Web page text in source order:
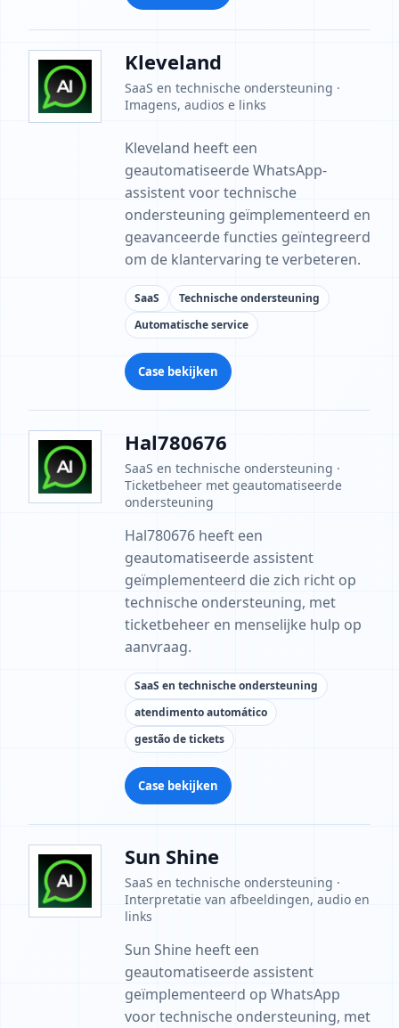
Kleveland
SaaS en technische ondersteuning ·
Imagens, audios e links
Kleveland heeft een
geautomatiseerde WhatsApp-
assistent voor technische
ondersteuning geïmplementeerd en
geavanceerde functies geïntegreerd
om de klantervaring te verbeteren.
SaaS
Technische ondersteuning
Automatische service
Case bekijken
Hal780676
SaaS en technische ondersteuning ·
Ticketbeheer met geautomatiseerde
ondersteuning
Hal780676 heeft een
geautomatiseerde assistent
geïmplementeerd die zich richt op
technische ondersteuning, met
ticketbeheer en menselijke hulp op
aanvraag.
SaaS en technische ondersteuning
atendimento automático
gestão de tickets
Case bekijken
Sun Shine
SaaS en technische ondersteuning ·
Interpretatie van afbeeldingen, audio en
links
Sun Shine heeft een
geautomatiseerde assistent
geïmplementeerd op WhatsApp
voor technische ondersteuning, met